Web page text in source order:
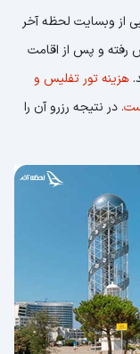
از وبسایت لحظه آخر
رفته و پس از اقامت
هزینه تور تفلیس و
در نتیجه رزرو آن را